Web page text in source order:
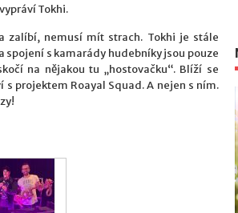
Tokhi.
zalíbí, nemusí mít strach. Tokhi je stále
spojení s kamarády hudebníky jsou pouze
na nějakou tu „hostovačku“. Blíží se
projektem Roayal Squad. A nejen s ním.